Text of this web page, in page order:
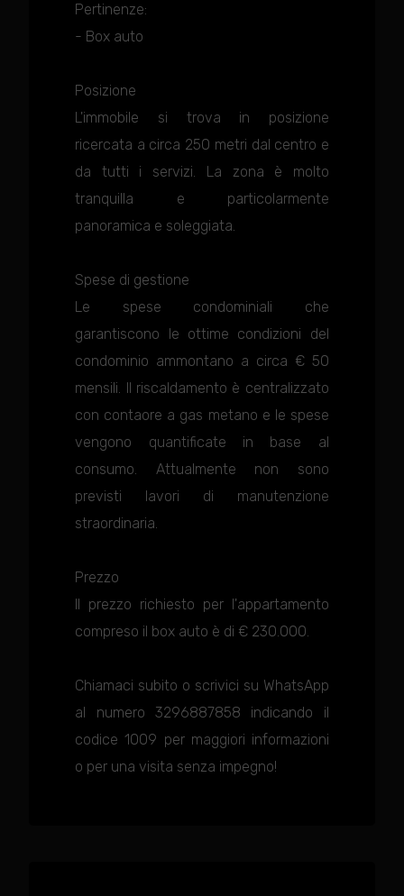
Pertinenze:
- Box auto
Posizione
L'immobile si trova in posizione
ricercata a circa 250 metri dal centro e
da tutti i servizi. La zona è molto
tranquilla e particolarmente
panoramica e soleggiata.
Spese di gestione
Le spese condominiali che
garantiscono le ottime condizioni del
condominio ammontano a circa € 50
mensili. Il riscaldamento è centralizzato
con contaore a gas metano e le spese
vengono quantificate in base al
consumo. Attualmente non sono
previsti lavori di manutenzione
straordinaria.
Prezzo
Il prezzo richiesto per l'appartamento
compreso il box auto è di € 230.000.
Chiamaci subito o scrivici su WhatsApp
al numero 3296887858 indicando il
codice 1009 per maggiori informazioni
o per una visita senza impegno!